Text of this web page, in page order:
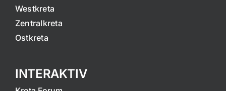
Westkreta
Zentralkreta
Ostkreta
INTERAKTIV